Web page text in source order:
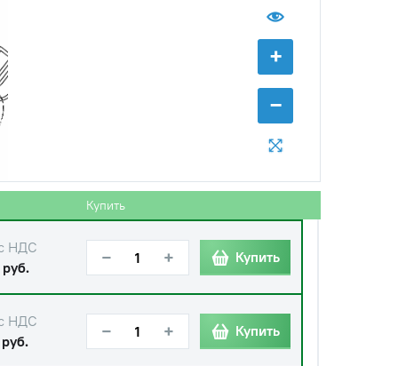
+
−
Купить
НДС
− + Купить
НДС
− + Купить